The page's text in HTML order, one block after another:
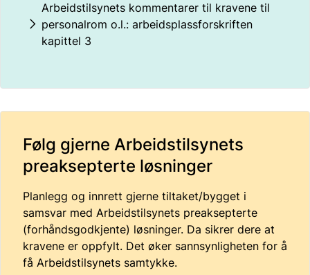
Arbeidstilsynets kommentarer til kravene til
personalrom o.l.: arbeidsplassforskriften
kapittel 3
Følg gjerne Arbeidstilsynets
preaksepterte løsninger
Planlegg og innrett gjerne tiltaket/bygget i
samsvar med Arbeidstilsynets preaksepterte
(forhåndsgodkjente) løsninger. Da sikrer dere at
kravene er oppfylt. Det øker sannsynligheten for å
få Arbeidstilsynets samtykke.